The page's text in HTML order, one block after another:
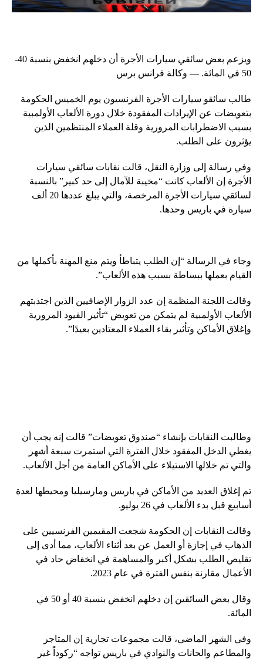
ويزعم بعض سائقي سيارات الأجرة أن دخلهم انخفض بنسبة 40-
50 في المائة. — وكالة فرانس برس
طالب سائقو سيارات الأجرة الفرنسيون يوم الخميس الحكومة
بتعويضات عن الإيرادات المفقودة خلال دورة الألعاب الأولمبية
بسبب الاضطرابات المرورية وقلة العملاء المنتظمين الذين
يؤثرون على الطلب.
وفي رسالة إلى وزارة النقل، قالت نقابات سائقي سيارات
الأجرة إن الألعاب كانت “مخيبة للآمال إلى حد كبير” بالنسبة
لسائقي سيارات الأجرة المرخصة، والتي يبلغ عددها 20 ألف
سيارة في باريس وحدها.
وجاء في الرسالة “إن الطلب يتباطأ ويتم منع المهنة بأكملها من
القيام بعملها ببساطة بسبب هذه الألعاب”.
وقالت اللجنة المنظمة إن عدد الزوار الإضافيين الذين اجتذبتهم
الألعاب الأولمبية لم يتمكن من تعويض “تأثير القيود المرورية
وإغلاق الأماكن وتأثير بقاء العملاء المعتادين بعيدًا”.
وطالبت النقابات بإنشاء “صندوق تعويضات” قالت إنه يجب أن
يغطي الدخل المفقود خلال الفترة التي استمرت سبعة أشهر
والتي تم خلالها الاستيلاء على الأماكن العامة من أجل الألعاب.
تم إغلاق العديد من الأماكن في باريس ومارسيليا ومحيطها لعدة
أسابيع قبل بدء الألعاب في 26 يوليو.
وقالت النقابات إن الحكومة شجعت المقيمين الفرنسيين على
الذهاب في إجازة أو العمل عن بعد أثناء الألعاب، مما أدى إلى
تقليص الطلب بشكل أكبر والمساهمة في انخفاض حاد في
الأعمال مقارنة بنفس الفترة في عام 2023.
وقال بعض السائقين إن دخلهم انخفض بنسبة 40 أو 50 في
المائة.
وفي الشهر الماضي، قالت مجموعات تجارية إن المتاجر
والمطاعم والحانات والنوادي في باريس تواجه “ركوداً غير